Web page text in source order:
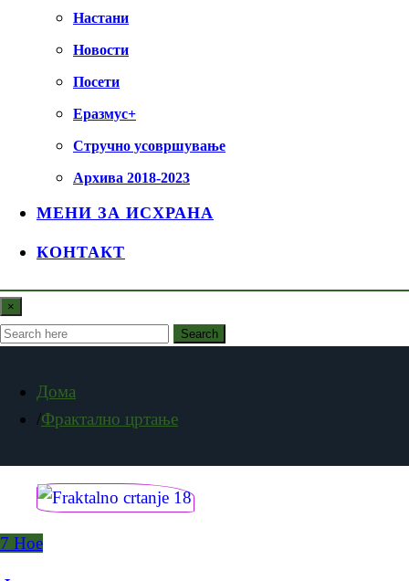
Настани
Новости
Посети
Еразмус+
Стручно усовршување
Архива 2018-2023
МЕНИ ЗА ИСХРАНА
КОНТАКТ
×
Search
Дома
Фрактално цртање
7 Ное